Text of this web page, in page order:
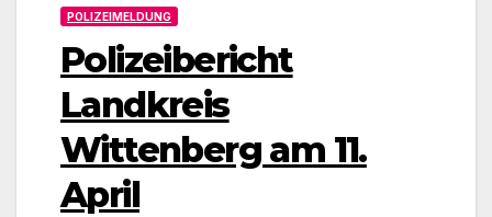
POLIZEIMELDUNG
Polizeibericht
Landkreis
Wittenberg am 11.
April